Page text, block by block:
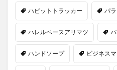
ハビットトラッカー パ
ハレルベースアリマツ
ハンドソープ ビジネス